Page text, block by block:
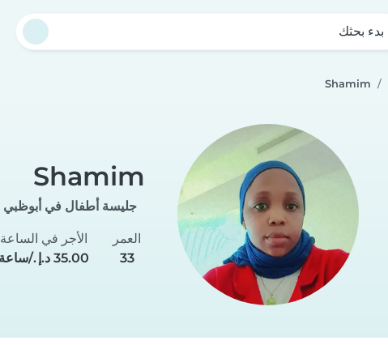
بدء بحثك
Shamim
Shamim
جليسة أطفال في أبوظبي
العمر
33
الأجر في الساعة